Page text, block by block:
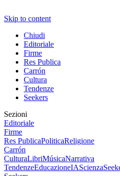
Skip to content
Chiudi
Editoriale
Firme
Res Publica
Carrón
Cultura
Tendenze
Seekers
Sezioni
Editoriale
Firme
Res PublicaPoliticaReligione
Carrón
CulturaLibriMúsicaNarrativa
TendenzeEducazioneIAScienza